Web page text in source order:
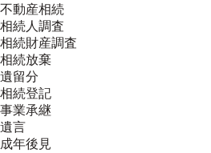
不動産相続
相続人調査
相続財産調査
相続放棄
遺留分
相続登記
事業承継
遺言
成年後見